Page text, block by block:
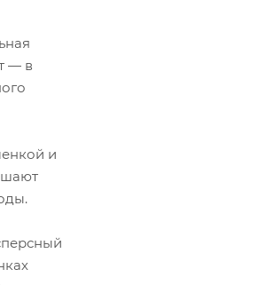
— в
и